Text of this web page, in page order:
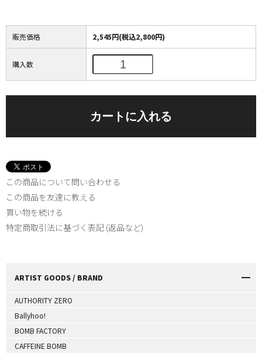
販売価格 2,545円(税込2,800円)
購入数
この商品について問い合わせる
この商品を友達に教える
買い物を続ける
特定商取引法に基づく表記 (返品など)
ARTIST GOODS / BRAND
AUTHORITY ZERO
Ballyhoo!
BOMB FACTORY
CAFFEINE BOMB